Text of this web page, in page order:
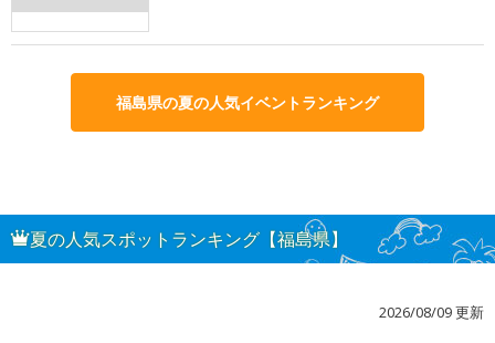
福島県の夏の人気イベントランキング
夏の人気スポットランキング【福島県】
2026/08/09 更新